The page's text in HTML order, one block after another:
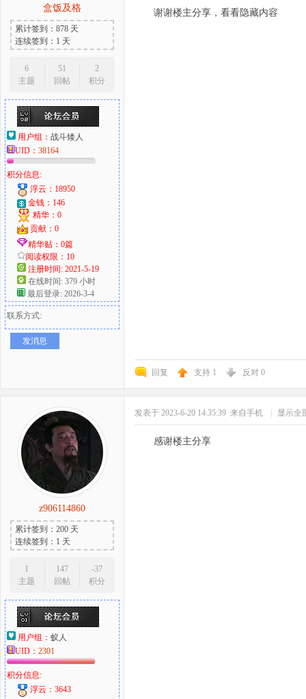
盒饭及格
累计签到：878 天
连续签到：1 天
6
主题
51
回帖
2
积分
用户组： 战斗矮人
UID： 38164
积分信息:
浮云：18950
金钱：146
精华：0
贡献：0
精华贴：0篇
阅读权限：10
注册时间: 2021-5-19
在线时间: 379 小时
最后登录: 2026-3-4
联系方式:
发消息
谢谢楼主分享，看看隐藏内容
回复 支持 1 反对 0
z906114860
累计签到：200 天
连续签到：1 天
1
主题
147
回帖
-37
积分
用户组： 蚁人
UID： 2301
积分信息:
浮云：3643
发表于 2023-6-20 14:35:39 来自手机 显示全
感谢楼主分享